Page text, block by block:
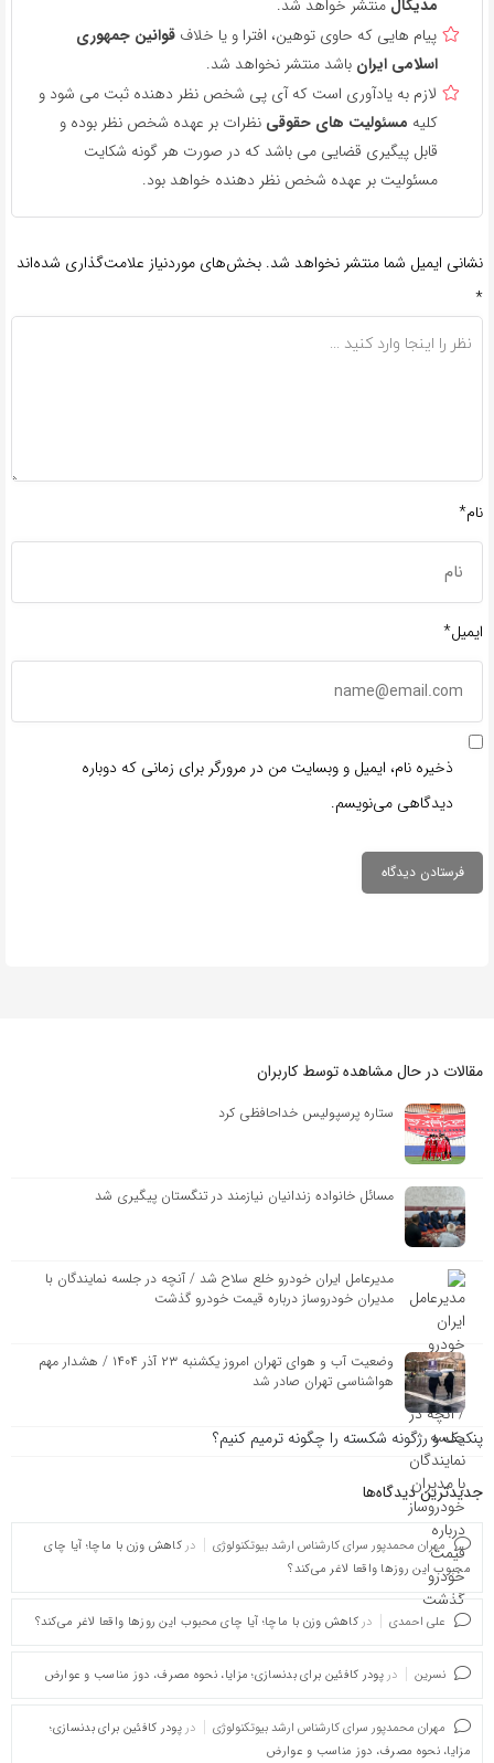
مدیکال منتشر خواهد شد.
پیام هایی که حاوی توهین، افترا و یا خلاف قوانین جمهوری
اسلامی ایران باشد منتشر نخواهد شد.
لازم به یادآوری است که آی پی شخص نظر دهنده ثبت می شود و
کلیه مسئولیت های حقوقی نظرات بر عهده شخص نظر بوده و
قابل پیگیری قضایی می باشد که در صورت هر گونه شکایت
مسئولیت بر عهده شخص نظر دهنده خواهد بود.
نشانی ایمیل شما منتشر نخواهد شد. بخش‌های موردنیاز علامت‌گذاری شده‌اند
*
نام*
ایمیل*
ذخیره نام، ایمیل و وبسایت من در مرورگر برای زمانی که دوباره
دیدگاهی می‌نویسم.
مقالات در حال مشاهده توسط کاربران
ستاره پرسپولیس خداحافظی کرد
مسائل خانواده زندانیان نیازمند در تنگستان پیگیری شد
مدیرعامل ایران خودرو خلع سلاح شد / آنچه در جلسه نمایندگان با
مدیران خودروساز درباره قیمت خودرو گذشت
وضعیت آب و هوای تهران امروز یکشنبه ۲۳ آذر ۱۴۰۴ / هشدار مهم
هواشناسی تهران صادر شد
پنکیک و رژگونه شکسته را چگونه ترمیم کنیم؟
جدیدترین دیدگاه‌‌ها
مهران محمدپور سرای کارشناس ارشد بیوتکنولوژی در کاهش وزن با ماچا؛ آیا چای
محبوب این روزها واقعا لاغر می‌کند؟
علی احمدی در کاهش وزن با ماچا؛ آیا چای محبوب این روزها واقعا لاغر می‌کند؟
نسرین در پودر کافئین برای بدنسازی؛ مزایا، نحوه مصرف، دوز مناسب و عوارض
مهران محمدپور سرای کارشناس ارشد بیوتکنولوژی در پودر کافئین برای بدنسازی؛
مزایا، نحوه مصرف، دوز مناسب و عوارض